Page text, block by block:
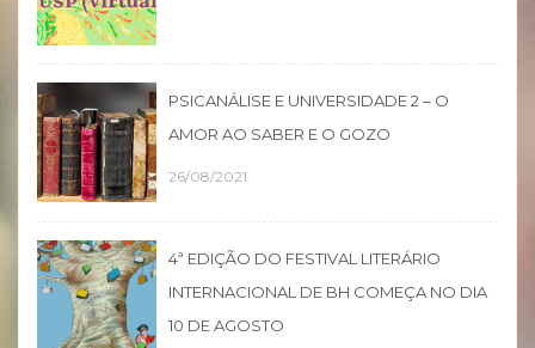
PSICANÁLISE E UNIVERSIDADE 2 – O
AMOR AO SABER E O GOZO
26/08/2021
4ª EDIÇÃO DO FESTIVAL LITERÁRIO
INTERNACIONAL DE BH COMEÇA NO DIA
10 DE AGOSTO